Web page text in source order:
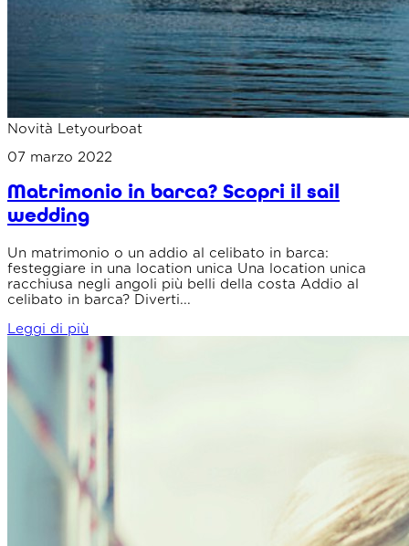
Novità Letyourboat
07 marzo 2022
Matrimonio in barca? Scopri il sail
wedding
Un matrimonio o un addio al celibato in barca:
festeggiare in una location unica Una location unica
racchiusa negli angoli più belli della costa Addio al
celibato in barca? Diverti...
Leggi di più